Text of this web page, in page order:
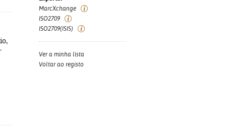
MarcXchange
ISO2709
ISO2709(ISIS)
Ver a minha lista
Voltar ao registo